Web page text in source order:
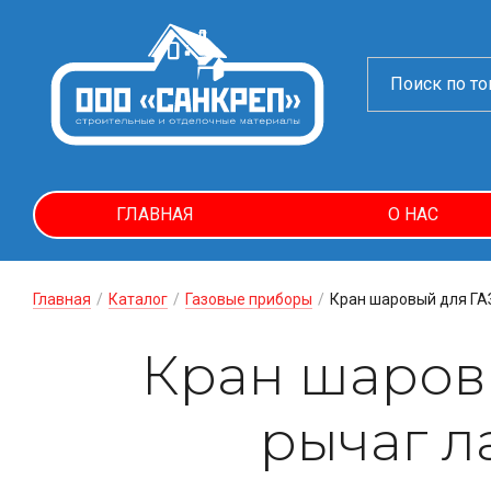
ГЛАВНАЯ О НАС
Главная / Каталог / Газовые приборы / Кран шаровый для
Кран
рычаг